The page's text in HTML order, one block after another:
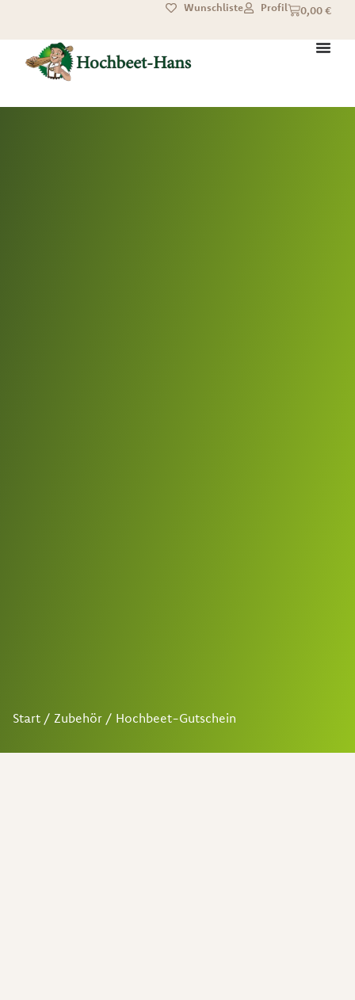
0,00€
Wunschliste Profil
Start / Zubehör / Hochbeet-Gutschein